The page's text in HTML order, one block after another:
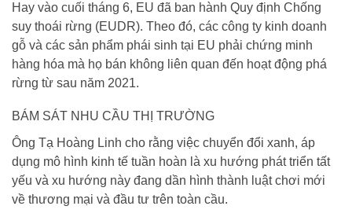
Hay vào cuối tháng 6, EU đã ban hành Quy định Chống
suy thoái rừng (EUDR). Theo đó, các công ty kinh doanh
gỗ và các sản phẩm phái sinh tại EU phải chứng minh
hàng hóa mà họ bán không liên quan đến hoạt động phá
rừng từ sau năm 2021.
BÁM SÁT NHU CẦU THỊ TRƯỜNG
Ông Tạ Hoàng Linh cho rằng việc chuyển đổi xanh, áp
dụng mô hình kinh tế tuần hoàn là xu hướng phát triển tất
yếu và xu hướng này đang dần hình thành luật chơi mới
về thương mại và đầu tư trên toàn cầu.